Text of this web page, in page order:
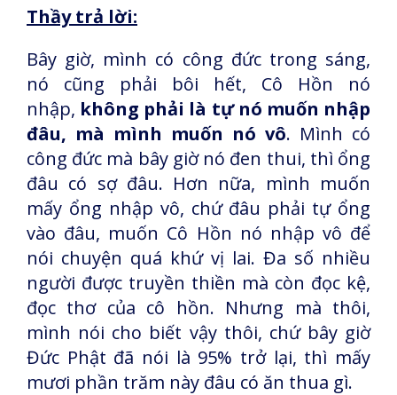
Thầy trả lời:
Bây giờ, mình có công đức trong sáng,
nó cũng phải bôi hết, Cô Hồn nó
nhập, không phải là tự nó muốn nhập
đâu, mà mình muốn nó vô. Mình có
công đức mà bây giờ nó đen thui, thì ổng
đâu có sợ đâu. Hơn nữa, mình muốn
mấy ổng nhập vô, chứ đâu phải tự ổng
vào đâu, muốn Cô Hồn nó nhập vô để
nói chuyện quá khứ vị lai. Đa số nhiều
người được truyền thiền mà còn đọc kệ,
đọc thơ của cô hồn. Nhưng mà thôi,
mình nói cho biết vậy thôi, chứ bây giờ
Đức Phật đã nói là 95% trở lại, thì mấy
mươi phần trăm này đâu có ăn thua gì.